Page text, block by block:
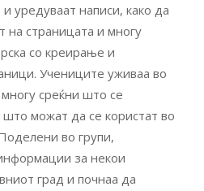
уредуваат написи, како да
на страницата и многу
со креирање и
Учениците уживаа во
среќни што се
можат да се користат во
во групи,
за некои
град и почнаа да